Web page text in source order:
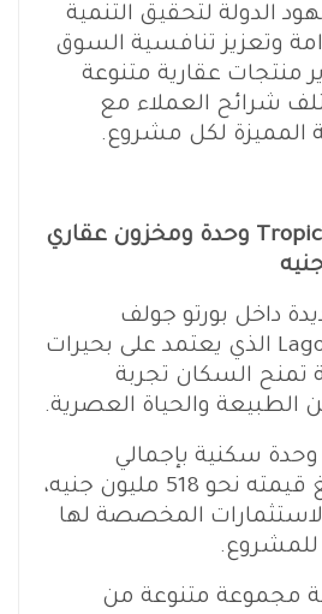
الدولة لتحقيق التنمية
وتعزيز تنافسية السوق
منتجات عقارية متنوعة
شرائح العملاء مع
المميزة لكل مشروع.
«Tropical Lagoons».. 96 وحدة ومخزون عقاري
داخل بورتو جولف
مفهوم Lagoon Living الذي يعتمد على بحيرات
تمنح السكان تجربة
والحياة العصرية.
وتضم المرحلة 96 وحدة سكنية بإجمالي
مخزون عقاري تبلغ قيمته نحو 518 مليون جنيه،
المخصصة لها
للمشروع.
مجموعة متنوعة من